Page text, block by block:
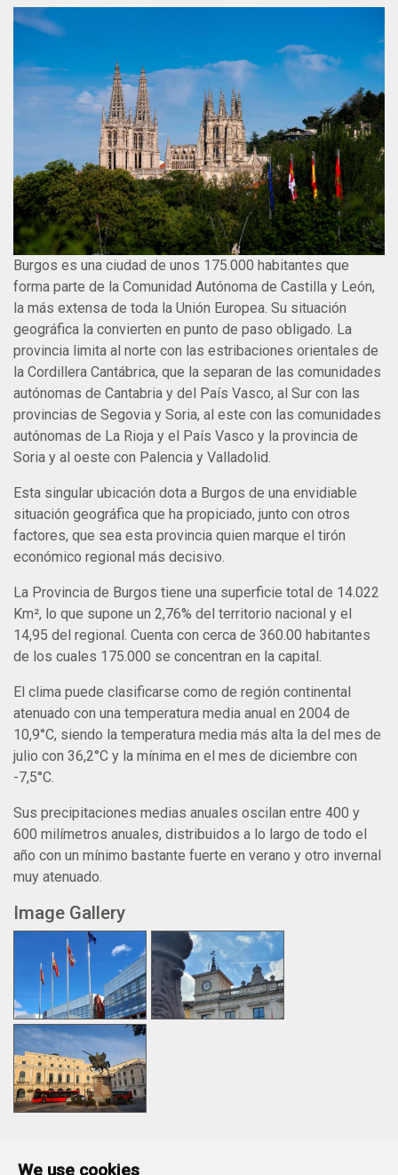
We use cookies
Burgos es una ciudad de unos 175.000 habitantes que
forma parte de la Comunidad Autónoma de Castilla y León,
la más extensa de toda la Unión Europea. Su situación
geográfica la convierten en punto de paso obligado. La
provincia limita al norte con las estribaciones orientales de
la Cordillera Cantábrica, que la separan de las comunidades
autónomas de Cantabria y del País Vasco, al Sur con las
provincias de Segovia y Soria, al este con las comunidades
autónomas de La Rioja y el País Vasco y la provincia de
Soria y al oeste con Palencia y Valladolid.
Esta singular ubicación dota a Burgos de una envidiable
situación geográfica que ha propiciado, junto con otros
factores, que sea esta provincia quien marque el tirón
económico regional más decisivo.
La Provincia de Burgos tiene una superficie total de 14.022
Km², lo que supone un 2,76% del territorio nacional y el
14,95 del regional. Cuenta con cerca de 360.00 habitantes
de los cuales 175.000 se concentran en la capital.
El clima puede clasificarse como de región continental
atenuado con una temperatura media anual en 2004 de
10,9°C, siendo la temperatura media más alta la del mes de
julio con 36,2°C y la mínima en el mes de diciembre con
-7,5°C.
Sus precipitaciones medias anuales oscilan entre 400 y
600 milímetros anuales, distribuidos a lo largo de todo el
año con un mínimo bastante fuerte en verano y otro invernal
muy atenuado.
Image Gallery